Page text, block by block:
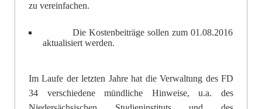
zu vereinfachen.
Die Kostenbeiträge sollen zum 01.08.2016
aktualisiert werden.
Im Laufe der letzten Jahre hat die Verwaltung des FD
34 verschiedene mündliche Hinweise, u.a. des